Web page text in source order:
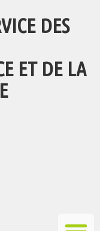
DES
ET DE LA